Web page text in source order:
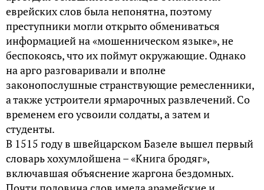
еврейских слов была непонятна, поэтому
преступники могли открыто обмениваться
информацией на «мошенническом языке», не
беспокоясь, что их поймут окружающие. Однако
на арго разговаривали и вполне
законопослушные странствующие ремесленники,
а также устроители ярмарочных развлечений. Со
временем его усвоили солдаты, а затем и
студенты.
В 1515 году в швейцарском Базеле вышел первый
словарь хохумлойшена – «Книга бродяг»,
включавшая объяснение жаргона бездомных.